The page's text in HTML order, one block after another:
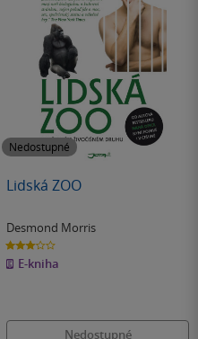
Nedostupné
Lidská ZOO
Desmond Morris
3.0
z
5
hvězdiček
E-kniha
Nedostupné